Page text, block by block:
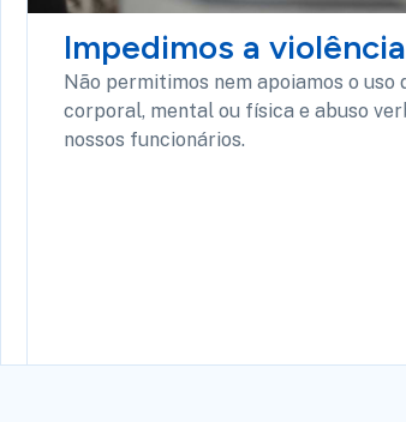
Impedimos a violência
Não permitimos nem apoiamos o uso
corporal, mental ou física e abuso
nossos funcionários.